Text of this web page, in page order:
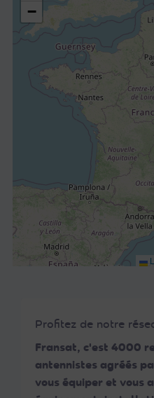
Profitez de notre
Fransat, c'est 4000
antennistes agréés
vous équiper et vous
−